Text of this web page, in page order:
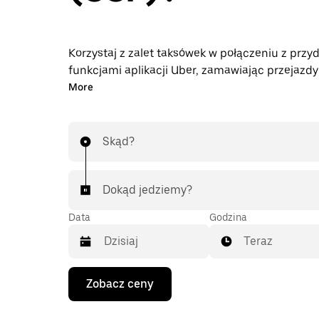
Korzystaj z zalet taksówek w połączeniu z
funkcjami aplikacji Uber, zamawiając
SSF lub w drugą stronę. Możesz przez całą
przejazdy w aplikacji lub na stronie
z góry. Twój przejazd lotniskowy jest na
More
Skąd?
Dokąd jedziemy?
Data
Naciśnij
klawisz
strzałki
Godzina
Teraz
Zobacz ceny